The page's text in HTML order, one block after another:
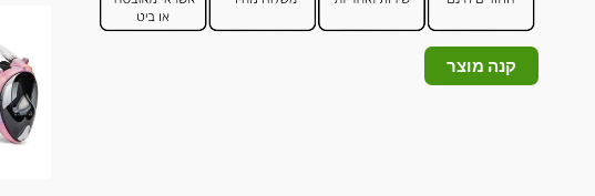
קנה מוצר